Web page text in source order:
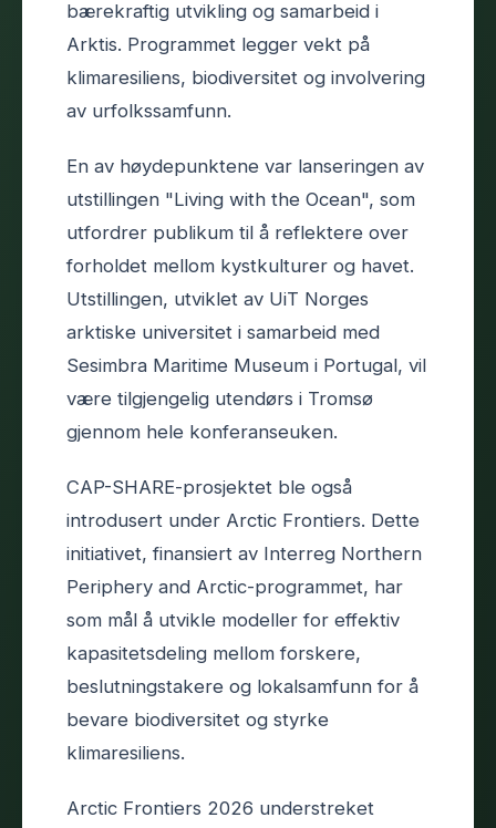
bærekraftig utvikling og samarbeid i
Arktis. Programmet legger vekt på
klimaresiliens, biodiversitet og involvering
av urfolkssamfunn.
En av høydepunktene var lanseringen av
utstillingen "Living with the Ocean", som
utfordrer publikum til å reflektere over
forholdet mellom kystkulturer og havet.
Utstillingen, utviklet av UiT Norges
arktiske universitet i samarbeid med
Sesimbra Maritime Museum i Portugal, vil
være tilgjengelig utendørs i Tromsø
gjennom hele konferanseuken.
CAP-SHARE-prosjektet ble også
introdusert under Arctic Frontiers. Dette
initiativet, finansiert av Interreg Northern
Periphery and Arctic-programmet, har
som mål å utvikle modeller for effektiv
kapasitetsdeling mellom forskere,
beslutningstakere og lokalsamfunn for å
bevare biodiversitet og styrke
klimaresiliens.
Arctic Frontiers 2026 understreket